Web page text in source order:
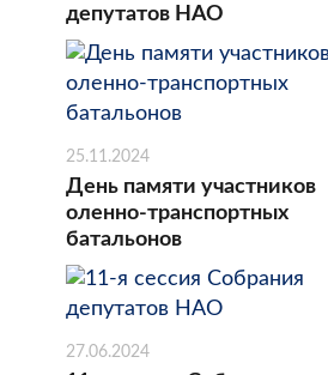
депутатов НАО
25.11.2024
День памяти участников
оленно-транспортных
батальонов
27.06.2024